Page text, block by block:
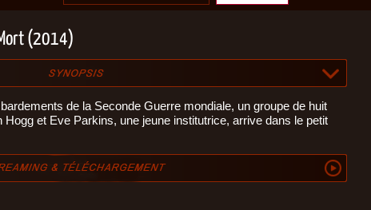
Mort (2014)
de la Seconde Guerre mondiale, un groupe de huit
et Eve Parkins, une jeune institutrice, arrive dans le petit